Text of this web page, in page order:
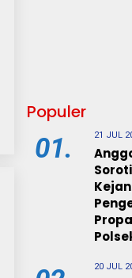
Populer
01. 21 JUL
20 JUL